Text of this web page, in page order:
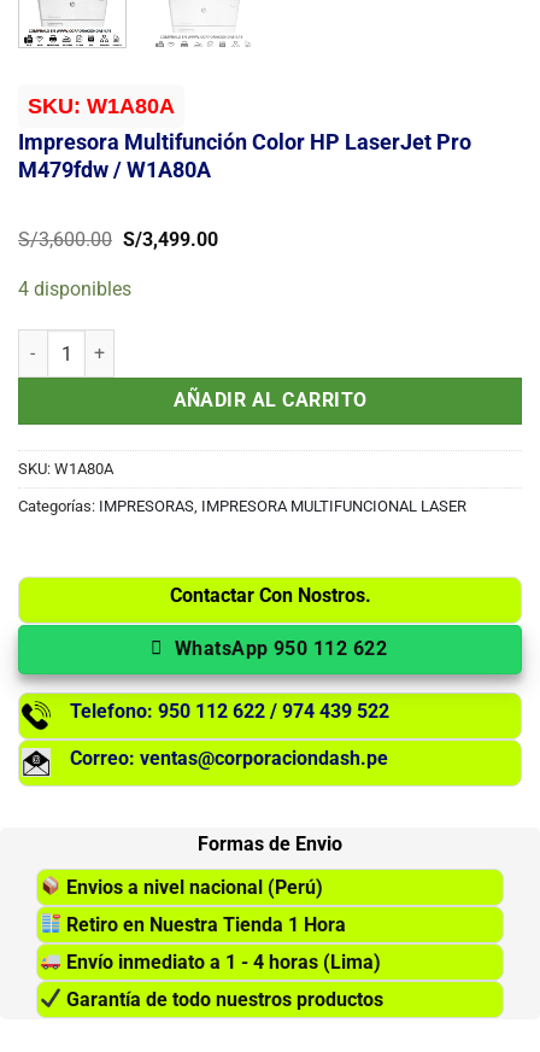
SKU: W1A80A
Impresora Multifunción Color HP LaserJet Pro
M479fdw / W1A80A
S/3,600.00 El
precio
era:
S/3,499.00El
4 disponibles
Impresora Multifunción Color HP LaserJet Pro M479fdw / W1A80A
AÑADIR AL CARRITO
SKU: W1A80A
Categorías: IMPRESORAS, IMPRESORA MULTIFUNCIONAL LASER
Contactar Con Nostros.
WhatsApp 950 112 622
Telefono: 950 112 622 / 974 439 522
Correo: ventas@corporaciondash.pe
Formas de Envio
Envios a nivel nacional (Perú)
Retiro en Nuestra Tienda 1 Hora
Envío inmediato a 1 - 4 horas (Lima)
Garantía de todo nuestros productos